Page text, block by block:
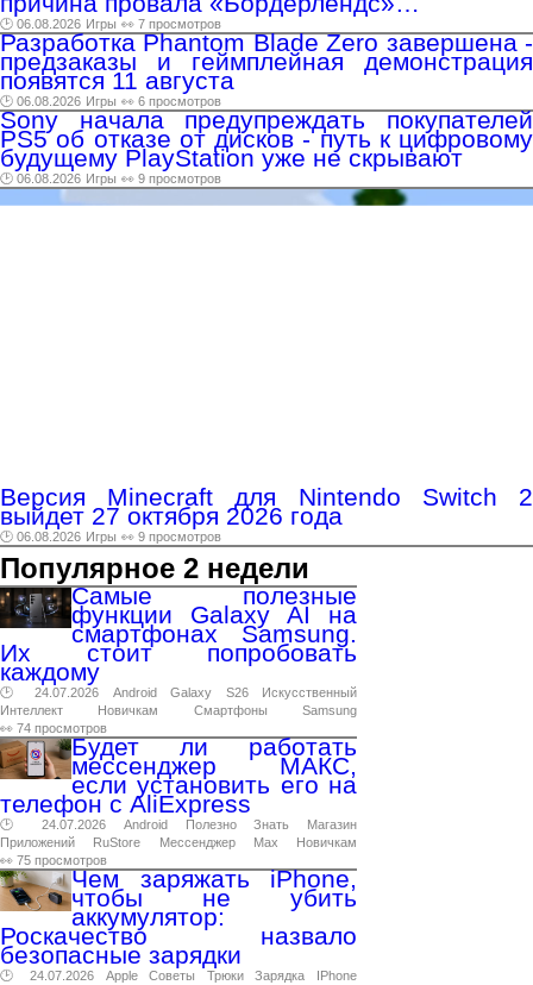
🕑 06.08.2026 Игры 👀 7 просмотров
Разработка Phantom Blade Zero завершена -
предзаказы и геймплейная демонстрация
появятся 11 августа
🕑 06.08.2026 Игры 👀 6 просмотров
Sony начала предупреждать покупателей
PS5 об отказе от дисков - путь к цифровому
будущему PlayStation уже не скрывают
🕑 06.08.2026 Игры 👀 9 просмотров
Версия Minecraft для Nintendo Switch 2
выйдет 27 октября 2026 года
🕑 06.08.2026 Игры 👀 9 просмотров
Популярное 2 недели
Самые полезные
функции Galaxy AI на
смартфонах Samsung.
Их стоит попробовать
каждому
🕑 24.07.2026 Android Galaxy S26
Искусственный
Интеллект
Новичкам Смартфоны
Samsung
👀 74 просмотров
Будет ли работать
мессенджер МАКС,
если установить его на
телефон с AliExpress
🕑 24.07.2026 Android Полезно Знать
Магазин
Приложений
RuStore Мессенджер Max
Новичкам
👀 75 просмотров
Чем заряжать iPhone,
чтобы не убить
аккумулятор:
Роскачество назвало
безопасные зарядки
🕑 24.07.2026 Apple Советы Трюки Зарядка
IPhone